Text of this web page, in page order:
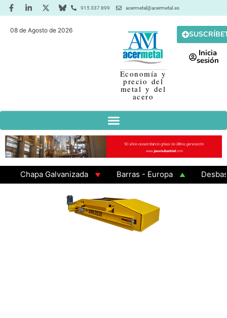
915 337 899 acermetal@acermetal.es
08 de Agosto de 2026
Economía y
precio del
metal y del
acero
Inicia
sesión
Chapa Galvanizada Barras - Europa
Desbaste